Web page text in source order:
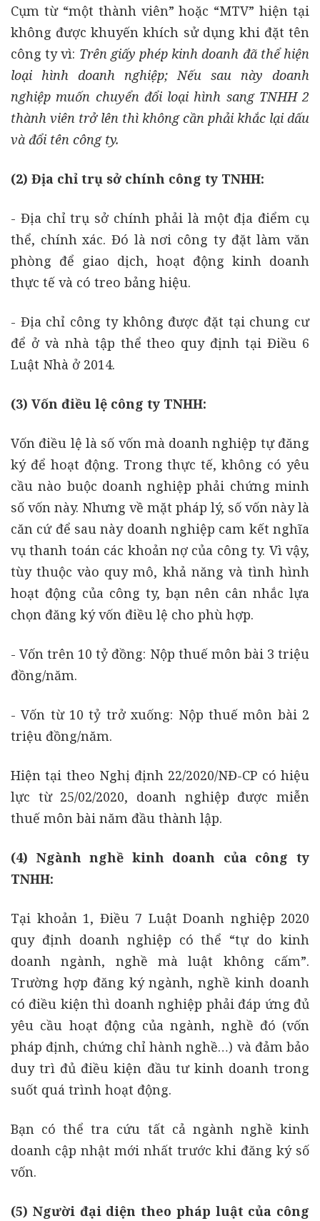
Cụm từ “một thành viên” hoặc “MTV” hiện tại
không được khuyến khích sử dụng khi đặt tên
công ty vì: Trên giấy phép kinh doanh đã thể hiện
loại hình doanh nghiệp; Nếu sau này doanh
nghiệp muốn chuyển đổi loại hình sang TNHH 2
thành viên trở lên thì không cần phải khắc lại dấu
và đổi tên công ty.
(2) Địa chỉ trụ sở chính công ty TNHH:
- Địa chỉ trụ sở chính phải là một địa điểm cụ
thể, chính xác. Đó là nơi công ty đặt làm văn
phòng để giao dịch, hoạt động kinh doanh
thực tế và có treo bảng hiệu.
- Địa chỉ công ty không được đặt tại chung cư
để ở và nhà tập thể theo quy định tại Điều 6
Luật Nhà ở 2014.
(3) Vốn điều lệ công ty TNHH:
Vốn điều lệ là số vốn mà doanh nghiệp tự đăng
ký để hoạt động. Trong thực tế, không có yêu
cầu nào buộc doanh nghiệp phải chứng minh
số vốn này. Nhưng về mặt pháp lý, số vốn này là
căn cứ để sau này doanh nghiệp cam kết nghĩa
vụ thanh toán các khoản nợ của công ty. Vì vậy,
tùy thuộc vào quy mô, khả năng và tình hình
hoạt động của công ty, bạn nên cân nhắc lựa
chọn đăng ký vốn điều lệ cho phù hợp.
- Vốn trên 10 tỷ đồng: Nộp thuế môn bài 3 triệu
đồng/năm.
- Vốn từ 10 tỷ trở xuống: Nộp thuế môn bài 2
triệu đồng/năm.
Hiện tại theo Nghị định 22/2020/NĐ-CP có hiệu
lực từ 25/02/2020, doanh nghiệp được miễn
thuế môn bài năm đầu thành lập.
(4) Ngành nghề kinh doanh của công ty
TNHH:
Tại khoản 1, Điều 7 Luật Doanh nghiệp 2020
quy định doanh nghiệp có thể “tự do kinh
doanh ngành, nghề mà luật không cấm”.
Trường hợp đăng ký ngành, nghề kinh doanh
có điều kiện thì doanh nghiệp phải đáp ứng đủ
yêu cầu hoạt động của ngành, nghề đó (vốn
pháp định, chứng chỉ hành nghề…) và đảm bảo
duy trì đủ điều kiện đầu tư kinh doanh trong
suốt quá trình hoạt động.
Bạn có thể tra cứu tất cả ngành nghề kinh
doanh cập nhật mới nhất trước khi đăng ký số
vốn.
(5) Người đại diện theo pháp luật của công